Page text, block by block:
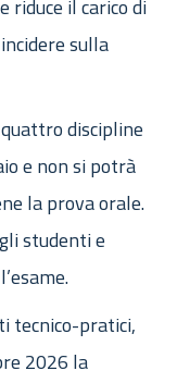
riduce il carico di
sulla
discipline
e non si potrà
la prova orale.
studenti e
tecnico-pratici,
2026 la